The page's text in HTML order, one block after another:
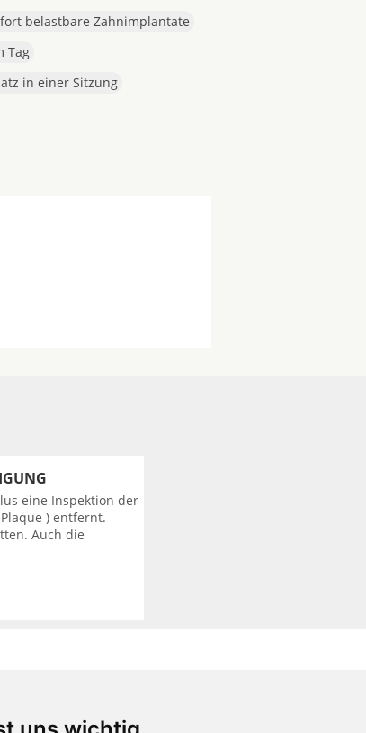
belastbare Zahnimplantate
Tag
in einer Sitzung
eine Inspektion der
) entfernt.
Auch die
Praxismarketing